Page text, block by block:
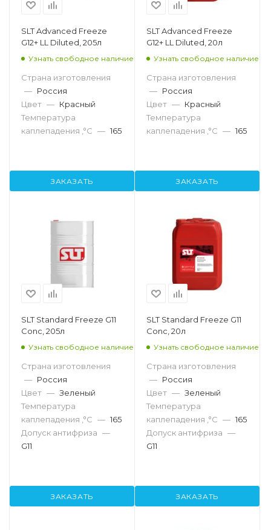
SLT Advanced Freeze
G12+ LL Diluted, 205л
Узнать свободное наличие
Страна изготовления
— Россия
Цвет — Красный
Температура
каплепадения ,°C — 165
ЗАКАЗАТЬ
SLT Advanced Freeze
G12+ LL Diluted, 20л
Узнать свободное наличие
Страна изготовления
— Россия
Цвет — Красный
Температура
каплепадения ,°C — 165
ЗАКАЗАТЬ
SLT Standard Freeze G11
Conc, 205л
Узнать свободное наличие
Страна изготовления
— Россия
Цвет — Зеленый
Температура
каплепадения ,°C — 165
Допуск антифриза —
G11
ЗАКАЗАТЬ
SLT Standard Freeze G11
Conc, 20л
Узнать свободное наличие
Страна изготовления
— Россия
Цвет — Зеленый
Температура
каплепадения ,°C — 165
Допуск антифриза —
G11
ЗАКАЗАТЬ